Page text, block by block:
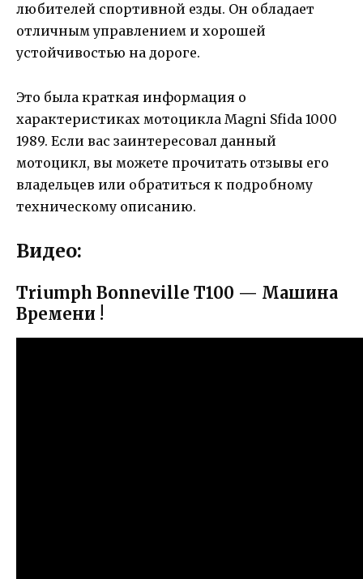
любителей спортивной езды. Он обладает
отличным управлением и хорошей
устойчивостью на дороге.
Это была краткая информация о
характеристиках мотоцикла Magni Sfida 1000
1989. Если вас заинтересовал данный
мотоцикл, вы можете прочитать отзывы его
владельцев или обратиться к подробному
техническому описанию.
Видео:
Triumph Bonneville Т100 — Машина
Времени !